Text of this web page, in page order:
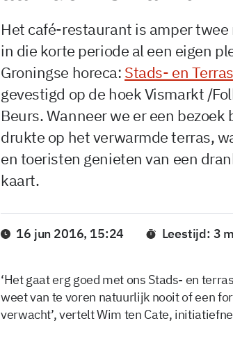
Het café-restaurant is amper
in die korte periode al een eigen
Groningse horeca: Stads- en
gevestigd op de hoek Vismarkt /
Beurs. Wanneer we er een
drukte op het verwarmde terras,
en toeristen genieten van een
kaart.
16 jun 2016, 15:24 Leestijd: 3
‘Het gaat erg goed met ons Stads- en
weet van te voren natuurlijk nooit of een
verwacht’, vertelt Wim ten Cate,